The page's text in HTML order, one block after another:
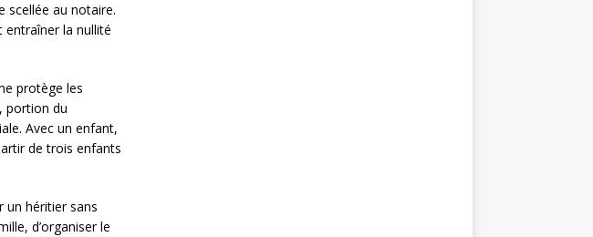
scellée au notaire.
la nullité
protège les
portion du
Avec un enfant,
de trois enfants
un héritier sans
d’organiser le